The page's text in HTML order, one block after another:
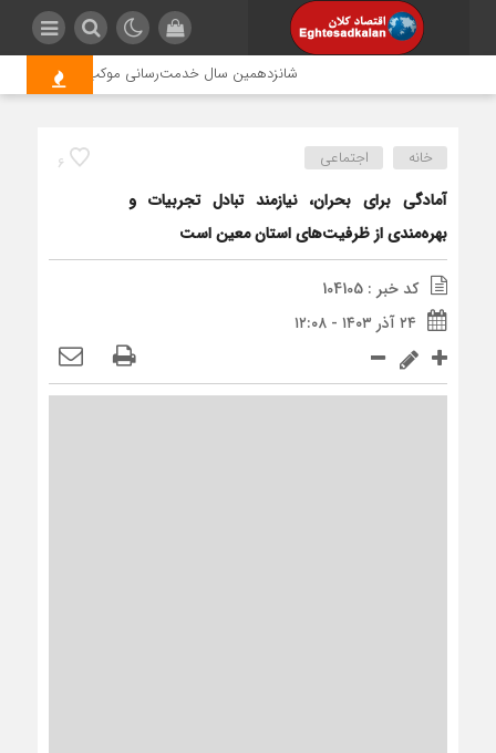
شانزدهمین سال خدمت‌رسانی موکب امام رضا (ع)
6 خانه اجتماعی
آمادگی برای بحران، نیازمند تبادل تجربیات و
بهره‌مندی از ظرفیت‌های استان معین است
کد خبر : 104105
۲۴ آذر ۱۴۰۳ - ۱۲:۰۸